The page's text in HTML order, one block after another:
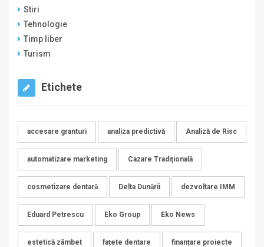
Stiri
Tehnologie
Timp liber
Turism
Etichete
accesare granturi analiza predictivă Analiză de Risc
automatizare marketing Cazare Tradițională
cosmetizare dentară Delta Dunării dezvoltare IMM
Eduard Petrescu Eko Group Eko News
estetică zâmbet fațete dentare finanțare proiecte